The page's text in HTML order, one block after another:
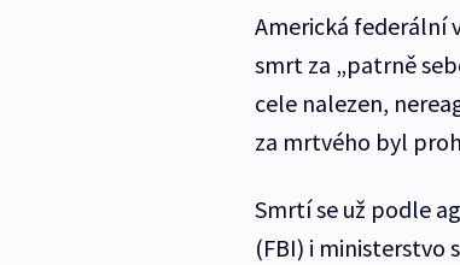
Americká federální
smrt za „patrně
cele nalezen,
za mrtvého byl
Smrtí se už podle
(FBI) i ministerstvo